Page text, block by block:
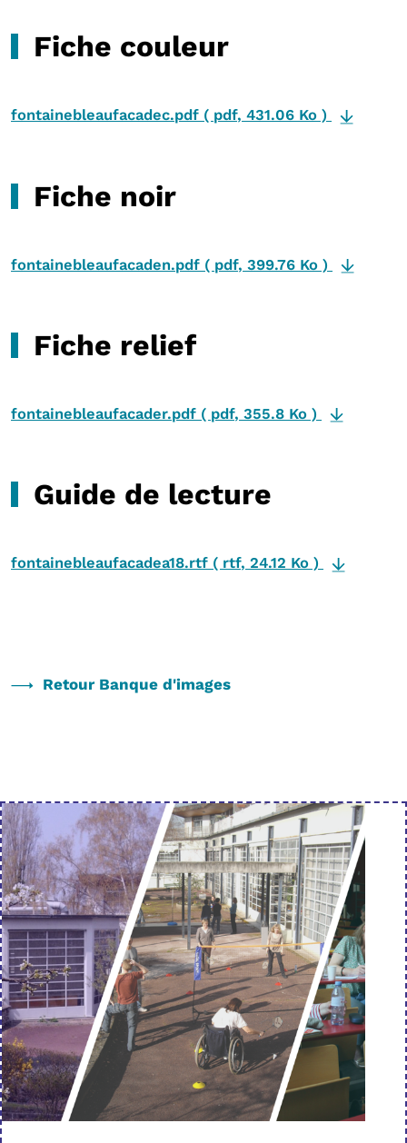
Fiche couleur
fontainebleaufacadec.pdf ( pdf, 431.06 Ko )
Fiche noir
fontainebleaufacaden.pdf ( pdf, 399.76 Ko )
Fiche relief
fontainebleaufacader.pdf ( pdf, 355.8 Ko )
Guide de lecture
fontainebleaufacadea18.rtf ( rtf, 24.12 Ko )
Retour Banque d'images